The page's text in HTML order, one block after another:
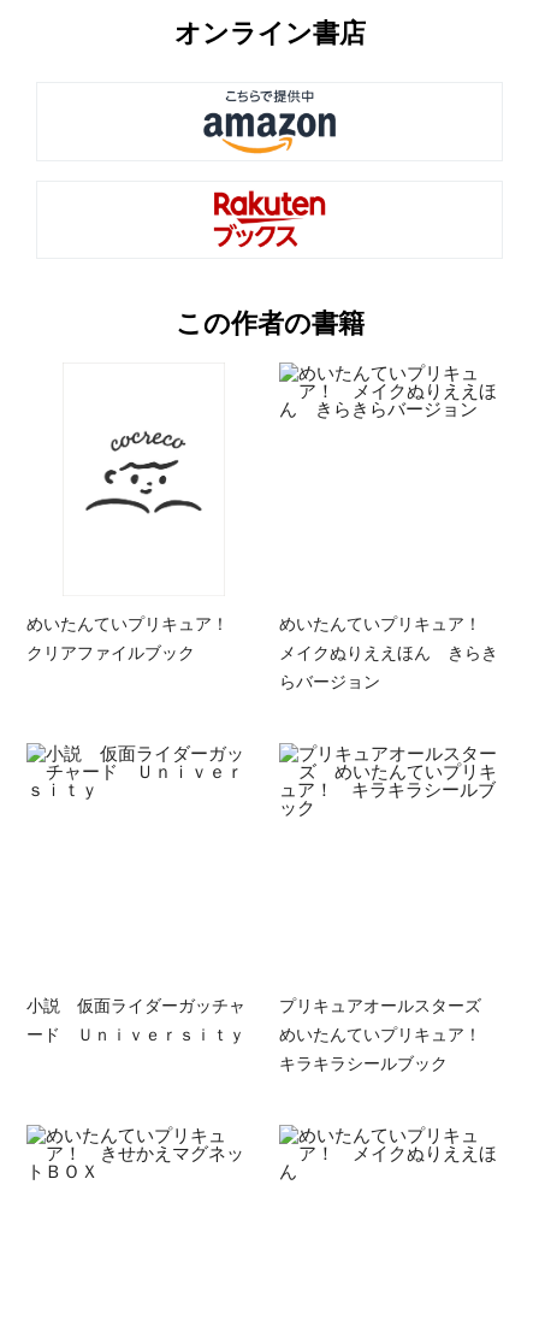
オンライン書店
この作者の書籍
めいたんていプリキュア！
クリアファイルブック
めいたんていプリキュア！
メイクぬりええほん きらき
らバージョン
小説 仮面ライダーガッチャ
ード Ｕｎｉｖｅｒｓｉｔｙ
プリキュアオールスターズ
めいたんていプリキュア！
キラキラシールブック